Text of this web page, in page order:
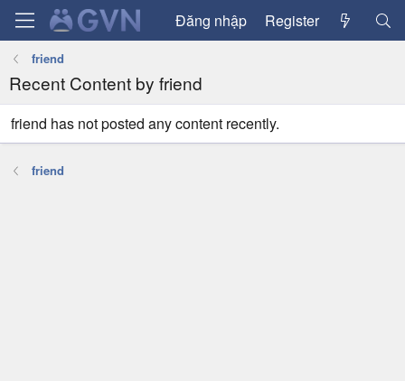
Đăng nhập Register
friend
Recent Content by friend
friend has not posted any content recently.
friend